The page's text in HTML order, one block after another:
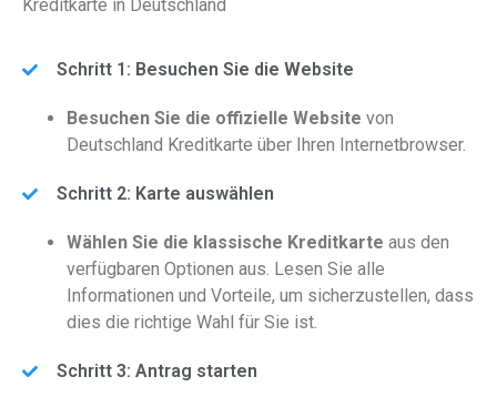
Kreditkarte in Deutschland
Schritt 1: Besuchen Sie die Website
Besuchen Sie die offizielle Website von
Deutschland Kreditkarte über Ihren Internetbrowser.
Schritt 2: Karte auswählen
Wählen Sie die klassische Kreditkarte aus den
verfügbaren Optionen aus. Lesen Sie alle
Informationen und Vorteile, um sicherzustellen, dass
dies die richtige Wahl für Sie ist.
Schritt 3: Antrag starten